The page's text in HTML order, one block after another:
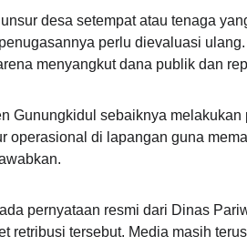
desa setempat atau tenaga
perlu dievaluasi
menyangkut dana publik dan
Gunungkidul sebaiknya
operasional di lapangan guna
pernyataan resmi dari Dinas
retribusi tersebut. Media masih